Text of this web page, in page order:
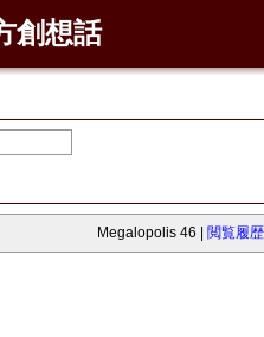
創想話
Megalopolis 46 閲覧履歴